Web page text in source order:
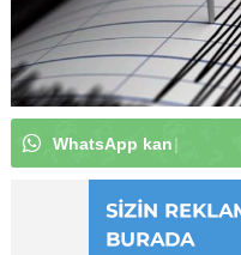
WhatsApp kana